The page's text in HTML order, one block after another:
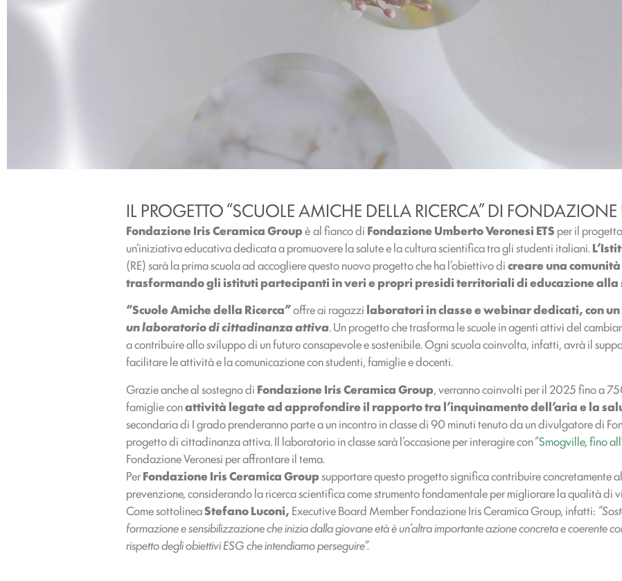
IL PROGETTO “SCUOLE AMICHE DELLA RICERCA” DI FONDAZIONE
Fondazione Iris Ceramica Groupè al fianco di Fondazione Umberto Veronesi ETS per il progetto
un’iniziativa educativa dedicata a promuovere la salute e la cultura scientifica tra gli studenti italiani.
(RE) sarà la prima scuola ad accogliere questo nuovo progetto che ha l’obiettivo dicreare una
trasformando gli istituti partecipanti in veri e propri presidi territoriali di educazione alla
“Scuole Amiche della Ricerca”offre ai ragazzi laboratori in classe e webinar dedicati, con un
un laboratorio di cittadinanza attiva. Un progetto che trasforma le scuole in agenti attivi del
a contribuire allo sviluppo di un futuro consapevole e sostenibile. Ogni scuola coinvolta, infatti, avrà il
facilitare le attività e la comunicazione con studenti, famiglie e docenti.
Grazie anche al sostegno di Fondazione Iris Ceramica Group, verranno coinvolti per il 2025 fino a
famiglie conattività legate adapprofondire il rapporto tra l’inquinamento dell’aria e la
secondaria di I grado prenderanno parte a un incontro in classe di 90 minuti tenuto da un divulgatore di
progetto di cittadinanza attiva. Il laboratorio in classe sarà l’occasione per interagire con “Smogville, fino
Fondazione Veronesi per affrontare il tema.
PerFondazione Iris Ceramica Groupsupportare questo progetto significa contribuire concretamente
prevenzione, considerando la ricerca scientifica come strumento fondamentale per migliorare la qualità di
Come sottolineaStefano Luconi, Executive Board Member Fondazione Iris Ceramica Group, infatti:
formazione e sensibilizzazione che inizia dalla giovane età è un’altra importante azione concreta e coerente
rispetto degli obiettivi ESG che intendiamo perseguire”.